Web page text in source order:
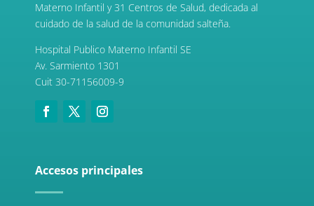
Materno Infantil y 31 Centros de Salud, dedicada al
cuidado de la salud de la comunidad salteña.
Hospital Publico Materno Infantil SE
Av. Sarmiento 1301
Cuit 30-71156009-9
Accesos principales